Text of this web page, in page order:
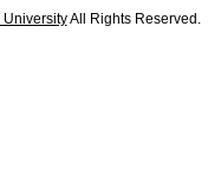
UniversityAll Rights Reserved.